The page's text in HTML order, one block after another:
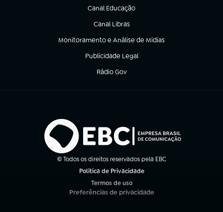
Canal Educação
(abre em nova aba)
Canal Libras
(abre em nova aba)
Monitoramento e Análise de Mídias
(abre em nova aba)
Publicidade Legal
(abre em nova aba)
Rádio Gov
(abre em nova aba)
© Todos os direitos reservados pela EBC
Política de Privacidade
Termos de uso
(abre em nova aba)
Preferências de privacidade